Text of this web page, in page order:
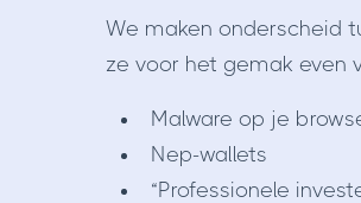
We maken onderscheid
ze voor het gemak even
Malware op je
Nep-wallets
“Professionele